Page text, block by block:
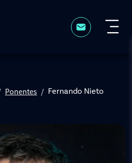
Ponentes Fernando Nieto